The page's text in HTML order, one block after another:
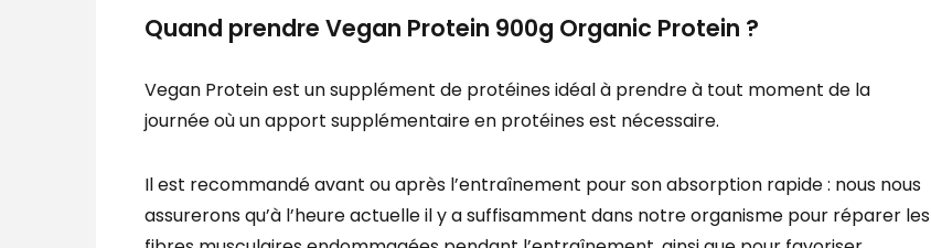
Quand prendre Vegan Protein 900g Organic Protein ?
Vegan Protein est un supplément de protéines idéal à prendre à tout moment de la
journée où un apport supplémentaire en protéines est nécessaire.
Il est recommandé avant ou après l’entraînement pour son absorption rapide : nous nous
assurerons qu’à l’heure actuelle il y a suffisamment dans notre organisme pour réparer les